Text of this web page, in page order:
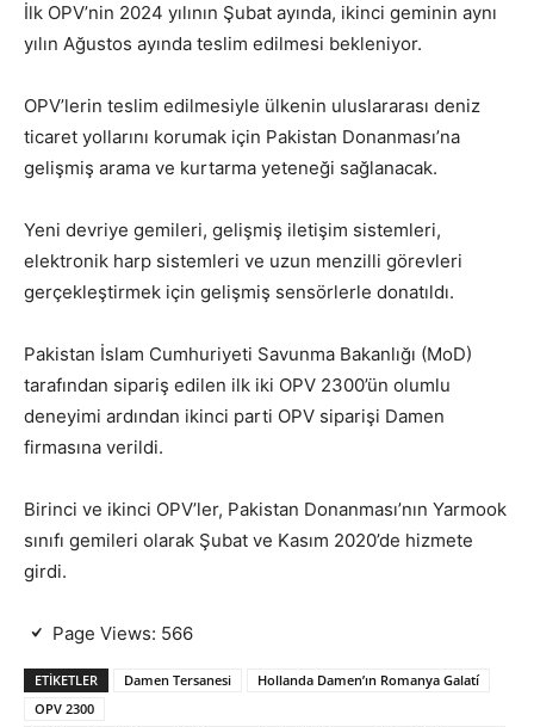
İlk OPV’nin 2024 yılının Şubat ayında, ikinci geminin aynı
yılın Ağustos ayında teslim edilmesi bekleniyor.
OPV’lerin teslim edilmesiyle ülkenin uluslararası deniz
ticaret yollarını korumak için Pakistan Donanması’na
gelişmiş arama ve kurtarma yeteneği sağlanacak.
Yeni devriye gemileri, gelişmiş iletişim sistemleri,
elektronik harp sistemleri ve uzun menzilli görevleri
gerçekleştirmek için gelişmiş sensörlerle donatıldı.
Pakistan İslam Cumhuriyeti Savunma Bakanlığı (MoD)
tarafından sipariş edilen ilk iki OPV 2300’ün olumlu
deneyimi ardından ikinci parti OPV siparişi Damen
firmasına verildi.
Birinci ve ikinci OPV’ler, Pakistan Donanması’nın Yarmook
sınıfı gemileri olarak Şubat ve Kasım 2020’de hizmete
girdi.
Page Views: 566
ETIKETLER Damen Tersanesi
Hollanda Damen’ın Romanya Galatí
OPV 2300